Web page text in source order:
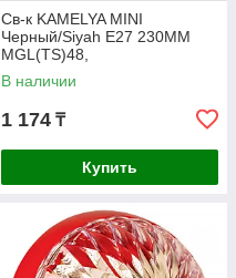
Св-к KAMELYA MINI
Черный/Siyah E27 230MM
MGL(TS)48,
В наличии
1 174 ₸
Купить